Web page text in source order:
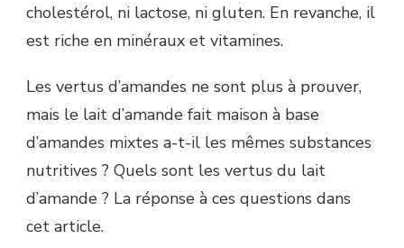
cholestérol, ni lactose, ni gluten. En revanche, il
est riche en minéraux et vitamines.
Les vertus d’amandes ne sont plus à prouver,
mais le lait d’amande fait maison à base
d’amandes mixtes a-t-il les mêmes substances
nutritives ? Quels sont les vertus du lait
d’amande ? La réponse à ces questions dans
cet article.